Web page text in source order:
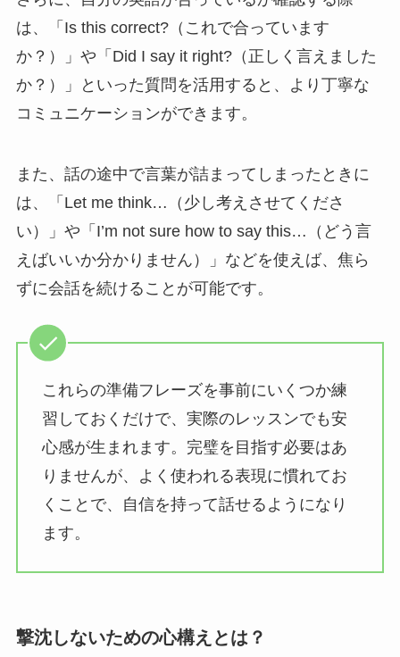
は、「Is this correct?（これで合っています
か？）」や「Did I say it right?（正しく言えました
か？）」といった質問を活用すると、より丁寧な
コミュニケーションができます。
また、話の途中で言葉が詰まってしまったときに
は、「Let me think…（少し考えさせてくださ
い）」や「I’m not sure how to say this…（どう言
えばいいか分かりません）」などを使えば、焦ら
ずに会話を続けることが可能です。
これらの準備フレーズを事前にいくつか練
習しておくだけで、実際のレッスンでも安
心感が生まれます。完璧を目指す必要はあ
りませんが、よく使われる表現に慣れてお
くことで、自信を持って話せるようになり
ます。
撃沈しないための心構えとは？